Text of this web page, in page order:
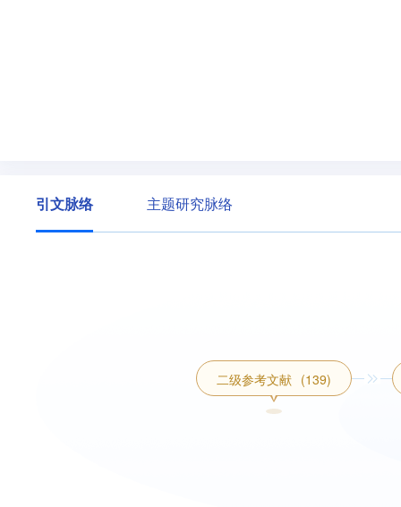
引文脉络 主题研究脉络
二级参考文献 (139)